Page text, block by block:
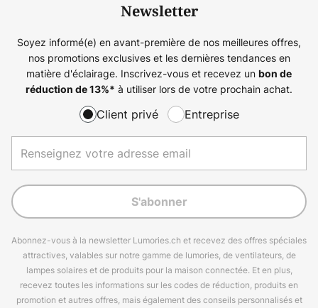
Newsletter
Soyez informé(e) en avant-première de nos meilleures offres,
nos promotions exclusives et les dernières tendances en
matière d'éclairage. Inscrivez-vous et recevez un bon de
réduction de13%* à utiliser lors de votre prochain achat.
Client privé Entreprise
S'abonner
Abonnez-vous à la newsletter Lumories.ch et recevez des offres spéciales
attractives, valables sur notre gamme de lumories, de ventilateurs, de
lampes solaires et de produits pour la maison connectée. Et en plus,
recevez toutes les informations sur les codes de réduction, produits en
promotion et autres offres, mais également des conseils personnalisés et